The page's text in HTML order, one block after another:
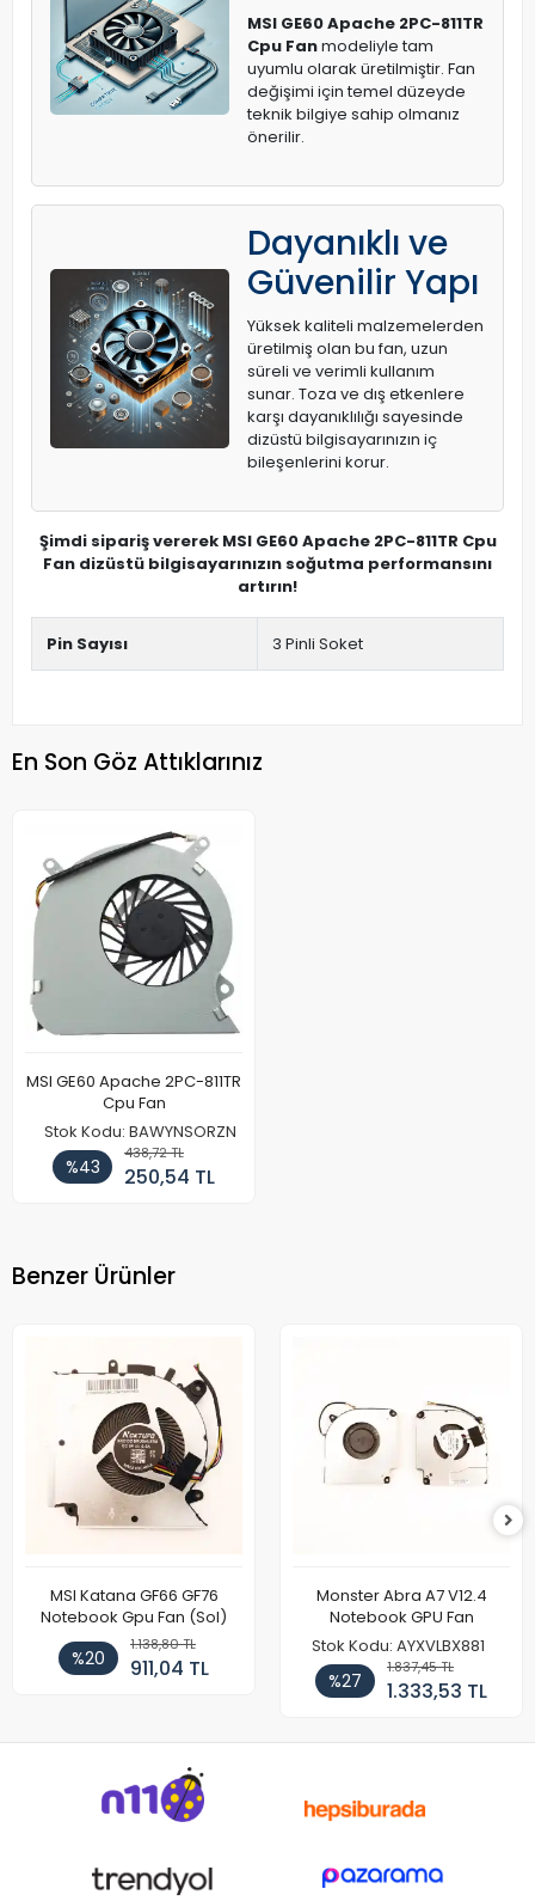
MSI GE60 Apache 2PC-811TR
Cpu Fanmodeliyle tam
uyumlu olarak üretilmiştir. Fan
değişimi için temel düzeyde
teknik bilgiye sahip olmanız
önerilir.
Dayanıklı ve
Güvenilir Yapı
Yüksek kaliteli malzemelerden
üretilmiş olan bu fan, uzun
süreli ve verimli kullanım
sunar. Toza ve dış etkenlere
karşı dayanıklılığı sayesinde
dizüstü bilgisayarınızın iç
bileşenlerini korur.
Şimdi sipariş vererek MSI GE60 Apache 2PC-811TR Cpu
Fan dizüstü bilgisayarınızın soğutma performansını
artırın!
Pin Sayısı 3 Pinli Soket
En Son Göz Attıklarınız
MSI GE60 Apache 2PC-811TR
Cpu Fan
Stok Kodu: BAWYNSORZN
%43
438,72 TL
250,54 TL
Benzer Ürünler
MSI Katana GF66 GF76
Notebook Gpu Fan (Sol)
%20
1.138,80 TL
911,04 TL
Monster Abra A7 V12.4
Notebook GPU Fan
Stok Kodu: AYXVLBX881
%27
1.837,45 TL
1.333,53 TL